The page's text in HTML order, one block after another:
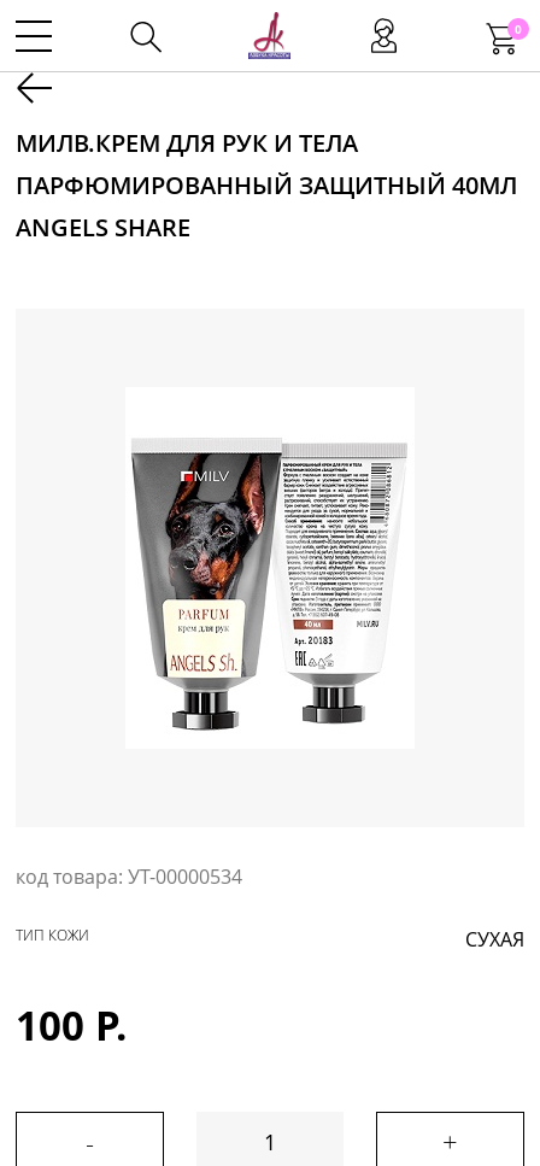
0
Инструменты
Маникюр
Одноразовая продукция
Уход за кожей
МИЛВ.КРЕМ ДЛЯ РУК И ТЕЛА
ПАРФЮМИРОВАННЫЙ ЗАЩИТНЫЙ 40МЛ
ANGELS SHARE
код товара: УТ-00000534
СУХАЯ
ТИП КОЖИ
100 Р.
- +